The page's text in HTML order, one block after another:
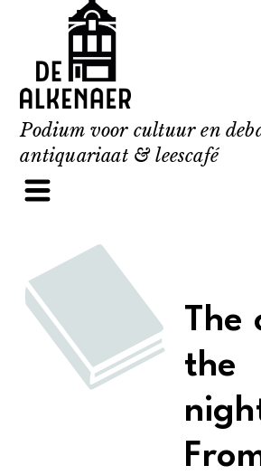
content
Podium voor cultuur en
antiquariaat & leescafé
The
the